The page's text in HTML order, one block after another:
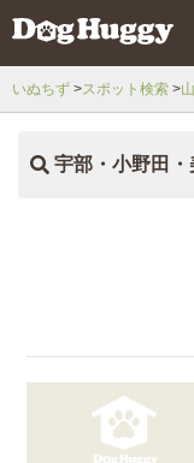
いぬちず スポット検索
宇部・小野田・